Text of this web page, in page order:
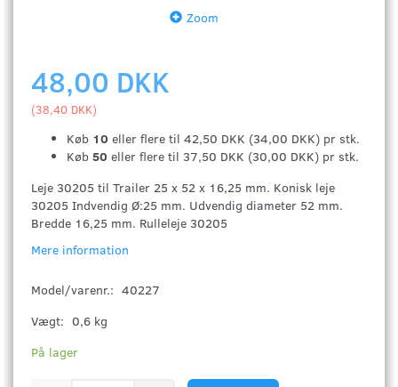
Zoom
48,00 DKK
(38,40 DKK)
Køb 10 eller flere til 42,50 DKK (34,00 DKK) pr stk.
Køb 50 eller flere til 37,50 DKK (30,00 DKK) pr stk.
Leje 30205 til Trailer 25 x 52 x 16,25 mm. Konisk leje
30205 Indvendig Ø:25 mm. Udvendig diameter 52 mm.
Bredde 16,25 mm. Rulleleje 30205
Mere information
Model/varenr.: 40227
Vægt: 0,6 kg
På lager